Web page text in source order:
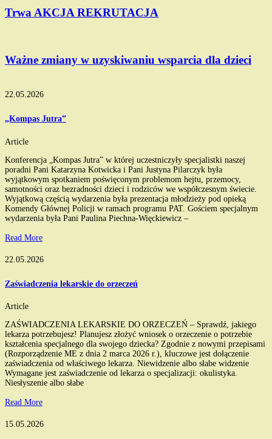
Trwa AKCJA REKRUTACJA
Ważne zmiany w uzyskiwaniu wsparcia dla dzieci
22.05.2026
„Kompas Jutra”
Article
Konferencja „Kompas Jutra” w której uczestniczyły specjalistki naszej
poradni Pani Katarzyna Kotwicka i Pani Justyna Pilarczyk była
wyjątkowym spotkaniem poświęconym problemom hejtu, przemocy,
samotności oraz bezradności dzieci i rodziców we współczesnym świecie.
Wyjątkową częścią wydarzenia była prezentacja młodzieży pod opieką
Komendy Głównej Policji w ramach programu PAT. Gościem specjalnym
wydarzenia była Pani Paulina Piechna-Więckiewicz –
Read More
22.05.2026
Zaświadczenia lekarskie do orzeczeń
Article
ZAŚWIADCZENIA LEKARSKIE DO ORZECZEŃ – Sprawdź, jakiego
lekarza potrzebujesz! Planujesz złożyć wniosek o orzeczenie o potrzebie
kształcenia specjalnego dla swojego dziecka? Zgodnie z nowymi przepisami
(Rozporządzenie ME z dnia 2 marca 2026 r.), kluczowe jest dołączenie
zaświadczenia od właściwego lekarza. Niewidzenie albo słabe widzenie
Wymagane jest zaświadczenie od lekarza o specjalizacji: okulistyka.
Niesłyszenie albo słabe
Read More
15.05.2026